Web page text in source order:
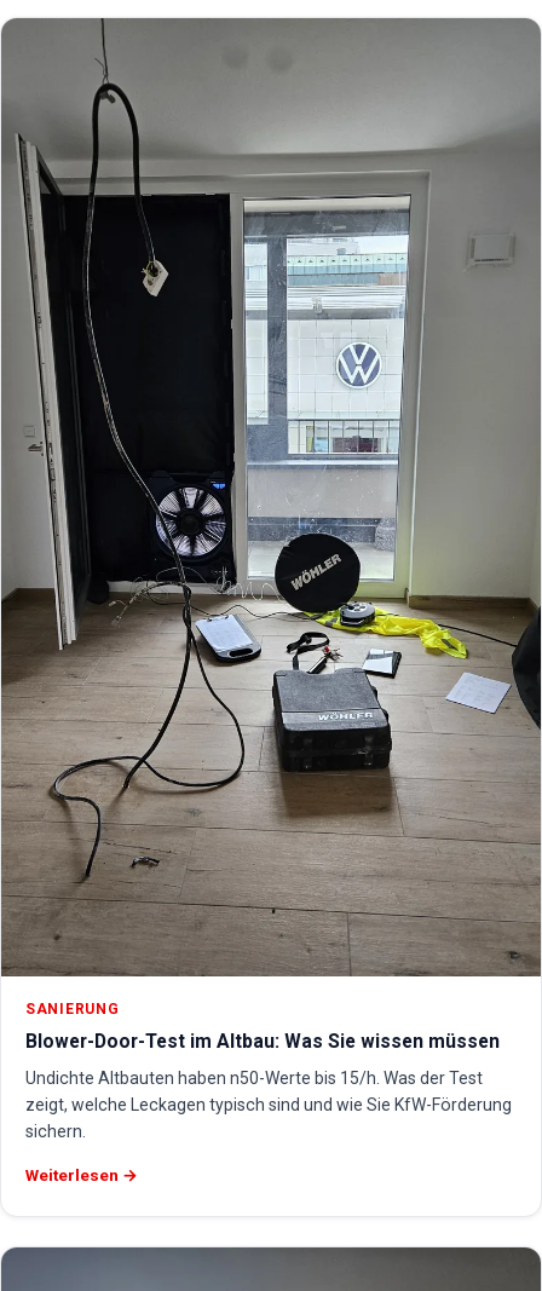
SANIERUNG
Blower-Door-Test im Altbau: Was Sie wissen müssen
Undichte Altbauten haben n50-Werte bis 15/h. Was der Test
zeigt, welche Leckagen typisch sind und wie Sie KfW-Förderung
sichern.
Weiterlesen →